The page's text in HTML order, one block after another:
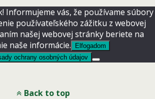
Informujeme vás, že používame súbory
používateľského zážitku z webovej
našej webovej stránky beriete na
naše informácie.
Elfogadom
ochrany osobných údajov
Back to top